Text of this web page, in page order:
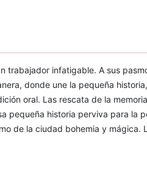
trabajador infatigable. A sus
donde une la pequeña
oral. Las rescata de la
pequeña historia perviva para la
de la ciudad bohemia y mágica.